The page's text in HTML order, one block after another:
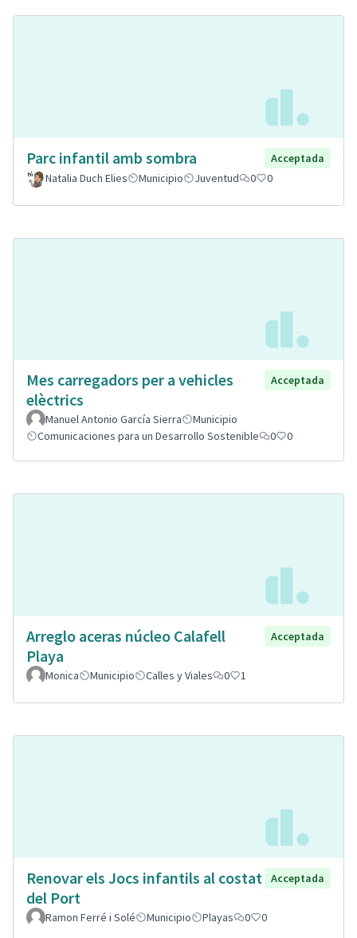
Parc infantil amb sombra
Acceptada
Natalia Duch Elies
Municipio Juventud 0 0
Mes carregadors per a vehicles
elèctrics
Acceptada
Manuel Antonio García Sierra
Municipio
Comunicaciones para un Desarrollo Sostenible
0 0
Arreglo aceras núcleo Calafell
Playa
Acceptada
Monica Municipio Calles y Viales 0 1
Renovar els Jocs infantils al costat
del Port
Acceptada
Ramon Ferré i Solé Municipio Playas 0 0